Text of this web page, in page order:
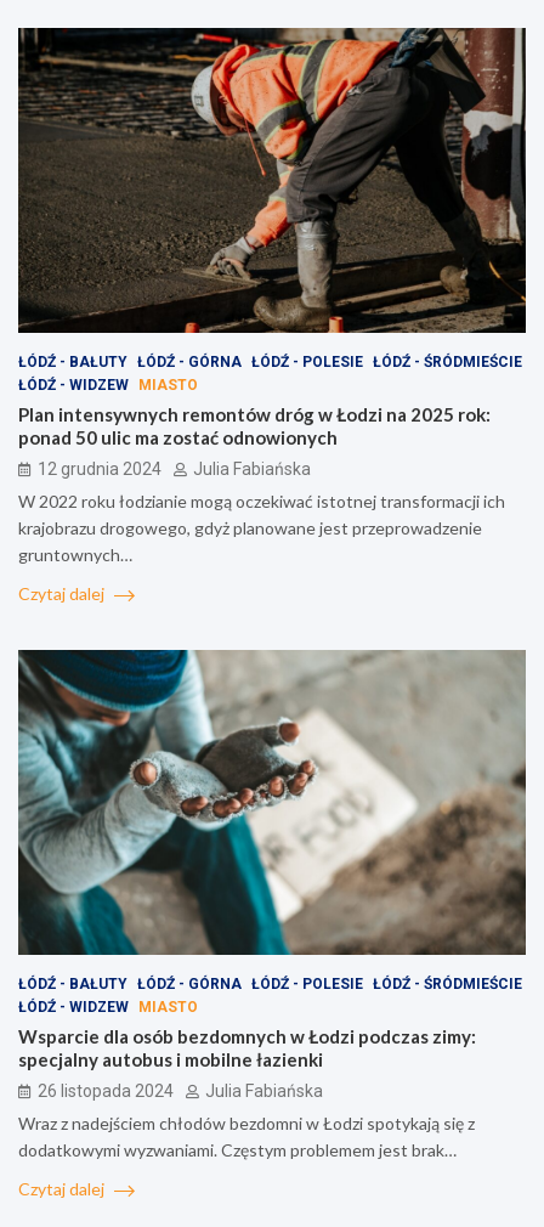
ŁÓDŹ - BAŁUTY ŁÓDŹ - GÓRNA ŁÓDŹ - POLESIE ŁÓDŹ - ŚRÓDMIEŚCIE
ŁÓDŹ - WIDZEW
MIASTO
Plan intensywnych remontów dróg w Łodzi na 2025 rok:
ponad 50 ulic ma zostać odnowionych
12 grudnia 2024 Julia Fabiańska
W 2022 roku łodzianie mogą oczekiwać istotnej transformacji ich
krajobrazu drogowego, gdyż planowane jest przeprowadzenie
gruntownych…
Czytaj dalej
ŁÓDŹ - BAŁUTY ŁÓDŹ - GÓRNA ŁÓDŹ - POLESIE ŁÓDŹ - ŚRÓDMIEŚCIE
ŁÓDŹ - WIDZEW
MIASTO
Wsparcie dla osób bezdomnych w Łodzi podczas zimy:
specjalny autobus i mobilne łazienki
26 listopada 2024 Julia Fabiańska
Wraz z nadejściem chłodów bezdomni w Łodzi spotykają się z
dodatkowymi wyzwaniami. Częstym problemem jest brak…
Czytaj dalej